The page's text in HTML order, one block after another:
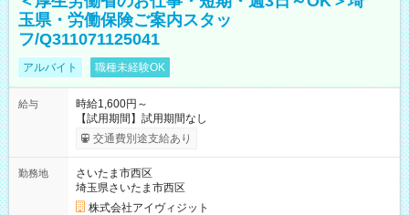
玉県・労働保険ご案内スタッ
フ/Q311071125041
アルバイト 職種未経験OK
給与
時給1,600円～
【試用期間】試用期間なし
交通費別途支給あり
勤務地
さいたま市西区
埼玉県さいたま市西区
株式会社アイヴィジット